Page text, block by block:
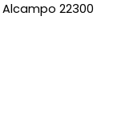
22300